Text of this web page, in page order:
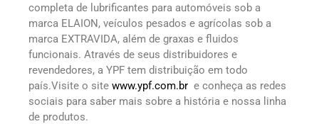
completa de lubrificantes para automóveis sob a
marca ELAION, veículos pesados e agrícolas sob a
marca EXTRAVIDA, além de graxas e fluidos
funcionais. Através de seus distribuidores e
revendedores, a YPF tem distribuição em todo
país.Visite o site www.ypf.com.br e conheça as redes
sociais para saber mais sobre a história e nossa linha
de produtos.